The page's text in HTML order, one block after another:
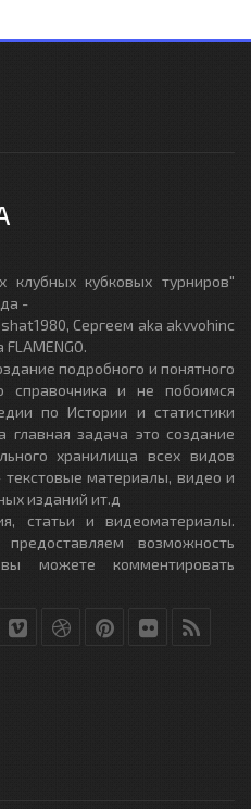
клубных кубковых турниров"
-
Сергеем aka akvvohinc
подробного и понятного
справочника и не побоимся
по Истории и статистики
главная задача это создание
хранилища всех видов
материалы, видео и
изданий ит.д
статьи и видеоматериалы.
возможность
можете комментировать